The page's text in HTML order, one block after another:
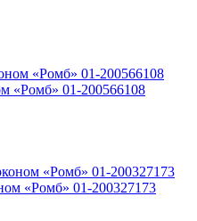
«Ромб» 01-200566108
«Ромб» 01-200327173